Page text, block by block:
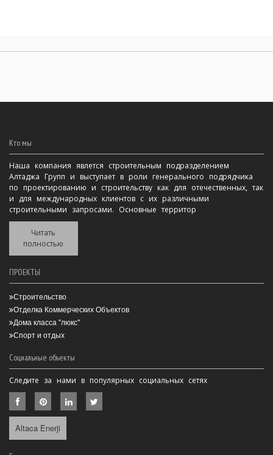
Кто мы
Наша компания явлется строительным подразделением
Алтаджа Групп и выступает в роли генерального подрядчика
по проектированию и строительству как для отечественных, так
и для международных клиентов с их различными
строительными запросами. Основные территор
Читать
полностью
ПРОЕКТЫ
Строительство
Отделка Коммерческих Объектов
Дома класса "люкс"
Спорт и отдых
Социальные объекты
Следите за нами в популярных социальных сетях
Altaca Enerji